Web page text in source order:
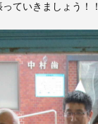
ていきましょう！！